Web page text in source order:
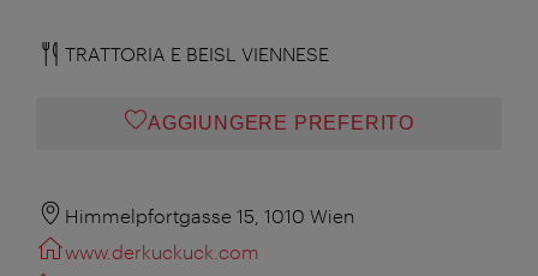
TRATTORIA E BEISL VIENNESE
AGGIUNGERE PREFERITO
Himmelpfortgasse 15, 1010 Wien
www.derkuckuck.com